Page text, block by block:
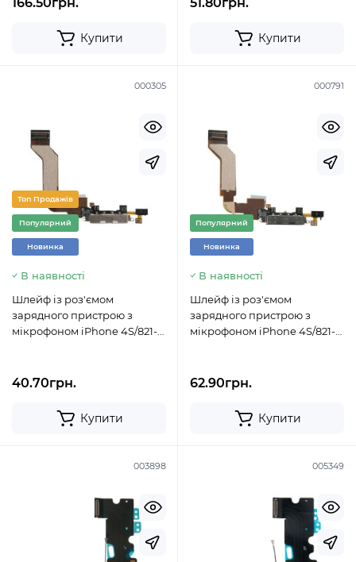
Купити Купити
000305
Топ Продажів
Популярний
Новинка
В наявності
Шлейф із роз'ємом
зарядного пристрою з
мікрофоном iPhone 4S/821-
40.70грн.
Купити
000791
Популярний
Новинка
В наявності
Шлейф із роз'ємом
зарядного пристрою з
мікрофоном iPhone 4S/821-
62.90грн.
Купити
003898 005349